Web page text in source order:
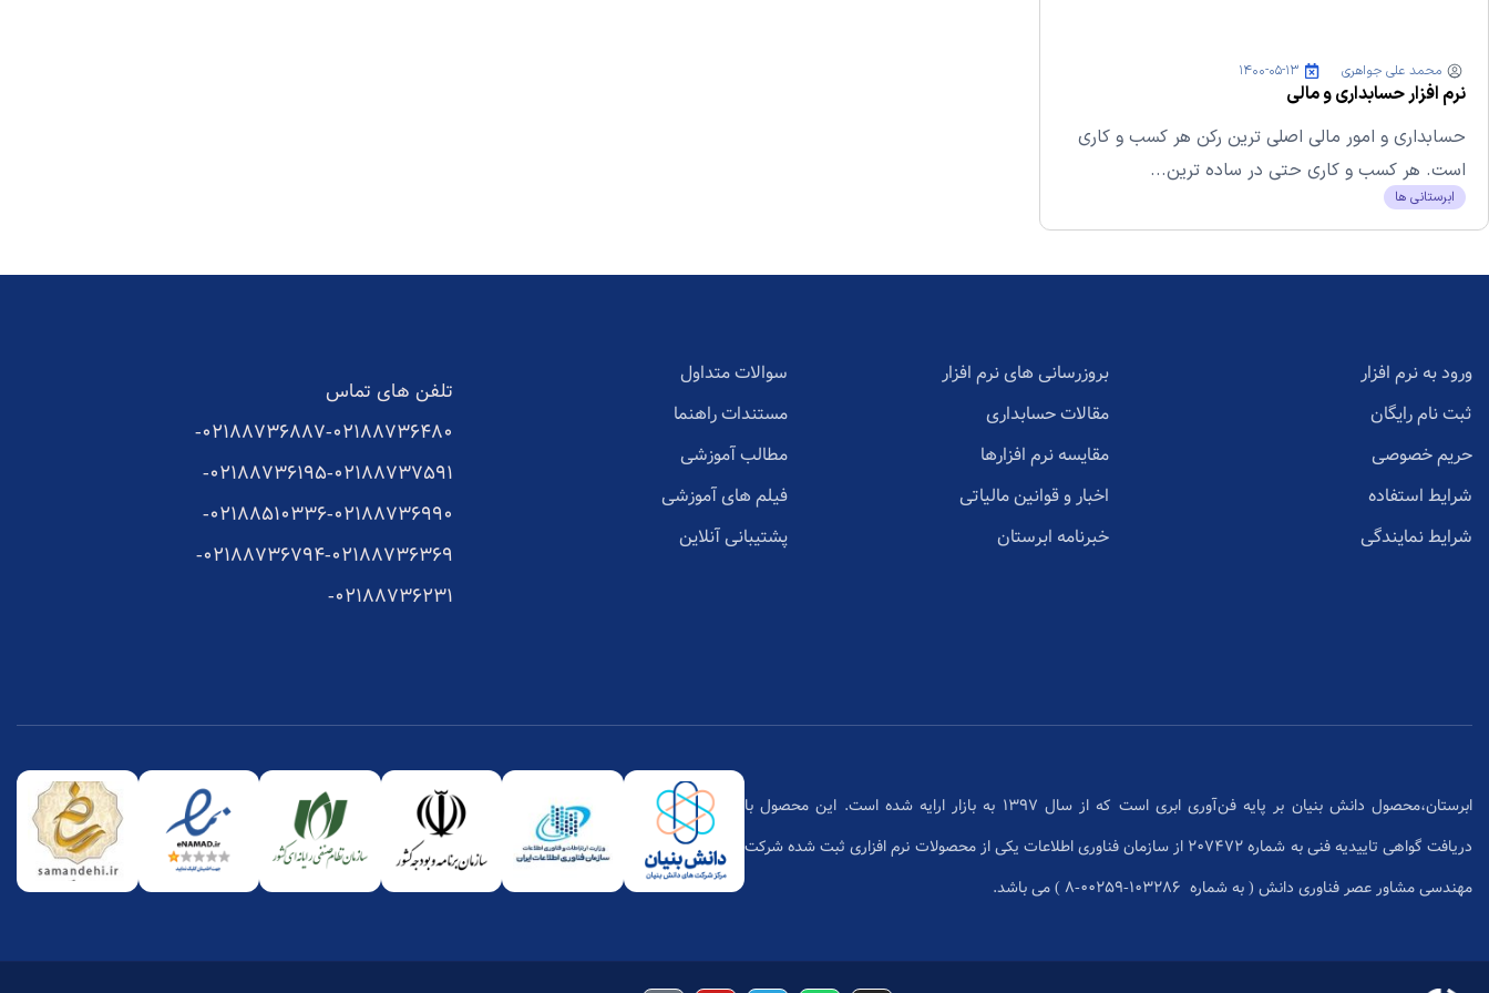
محمد علی جواهری ۱۴۰۰-۰۵-۱۳
نرم افزار حسابداری و مالی
حسابداری و امور مالی اصلی ترین رکن هر کسب و کاری
است. هر کسب و کاری حتی در ساده ترین...
ابرستانی ها
ورود به نرم افزار
ثبت نام رایگان
حریم خصوصی
شرایط استفاده
شرایط نمایندگی
بروزرسانی های نرم افزار
مقالات حسابداری
مقایسه نرم افزارها
اخبار و قوانین مالیاتی
خبرنامه ابرستان
سوالات متداول
مستندات راهنما
مطالب آموزشی
فیلم های آموزشی
پشتیبانی آنلاین
تلفن های تماس
02188736887-02188736480-
02188736195-02188737591-
02188510336-02188736990-
02188736794-02188736369-
02188736231-
ابرستان،محصول دانش بنیان بر پایه فن‌آوری ابری است که از سال 1397 به بازار ارایه شده است. این محصول با
دریافت گواهی تاییدیه فنی به شماره 207472 از سازمان فناوری اطلاعات یکی از محصولات نرم افزاری ثبت شده شرکت
مهندسی مشاور عصر فناوری دانش ( به شماره ۱۰۳۲۸۶-۰۰۲۵۹-۸ ) می باشد.